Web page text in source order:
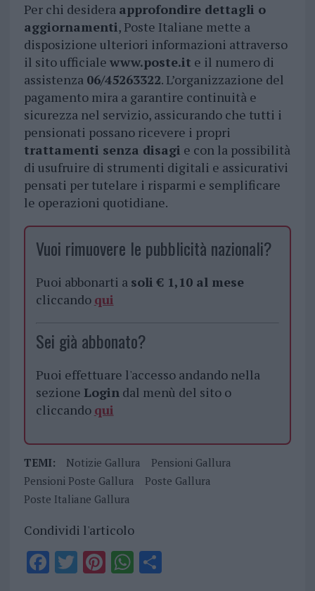
Per chi desidera approfondire dettagli o
aggiornamenti, Poste Italiane mette a
disposizione ulteriori informazioni attraverso
il sito ufficiale www.poste.it e il numero di
assistenza 06/45263322. L’organizzazione del
pagamento mira a garantire continuità e
sicurezza nel servizio, assicurando che tutti i
pensionati possano ricevere i propri
trattamenti senza disagi e con la possibilità
di usufruire di strumenti digitali e assicurativi
pensati per tutelare i risparmi e semplificare
le operazioni quotidiane.
Vuoi rimuovere le pubblicità nazionali?
Puoi abbonarti a soli € 1,10 al mese
cliccando qui
Sei già abbonato?
Puoi effettuare l'accesso andando nella
sezione Logindal menù del sito o
cliccando qui
TEMI: Notizie Gallura
Pensioni Gallura
Pensioni Poste Gallura
Poste Gallura
Poste Italiane Gallura
Condividi l'articolo
F T PiWS